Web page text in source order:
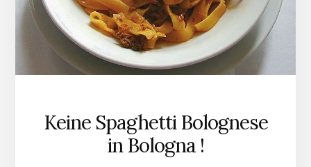
Keine Spaghetti Bolognese
in Bologna !